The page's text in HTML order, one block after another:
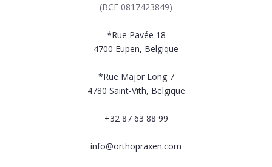
(BCE 0817423849)
*Rue Pavée 18
4700 Eupen, Belgique
*Rue Major Long 7
4780 Saint-Vith, Belgique
+32 87 63 88 99
info@orthopraxen.com